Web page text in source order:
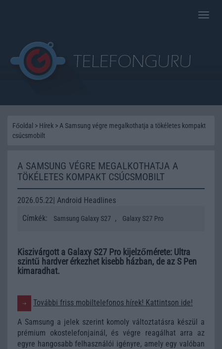
Toggle
Főoldal > Hírek > A Samsung végre megalkothatja a tökéletes kompakt
csúcsmobilt
A SAMSUNG VÉGRE MEGALKOTHATJA A
TÖKÉLETES KOMPAKT CSÚCSMOBILT
2026.05.22| Android Headlines
Címkék:
Samsung Galaxy S27 , Galaxy S27 Pro
Kiszivárgott a Galaxy S27 Pro kijelzőmérete: Ultra
szintű hardver érkezhet kisebb házban, de az S Pen
kimaradhat.
További friss mobiltelefonos hírek! Kattintson ide!
A Samsung a jelek szerint komoly változtatásra készül a
prémium okostelefonjainál, és végre reagálhat arra az
egyre hangosabb felhasználói igényre, amely egy valóban